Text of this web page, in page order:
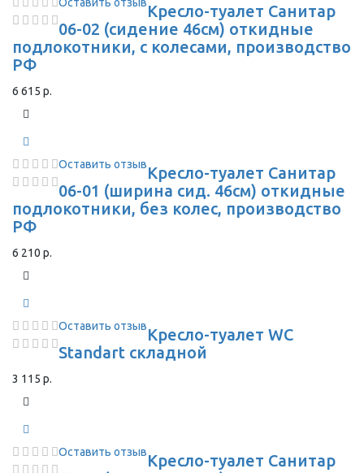
Кресло-туалет Санитар
06-02 (сидение 46см) откидные
подлокотники, с колесами, производство
РФ
6 615 р.
Оставить отзывКресло-туалет Санитар
06-01 (ширина сид. 46см) откидные
подлокотники, без колес, производство
РФ
6 210 р.
Оставить отзывКресло-туалет WC
Standart складной
3 115 р.
Оставить отзывКресло-туалет Санитар